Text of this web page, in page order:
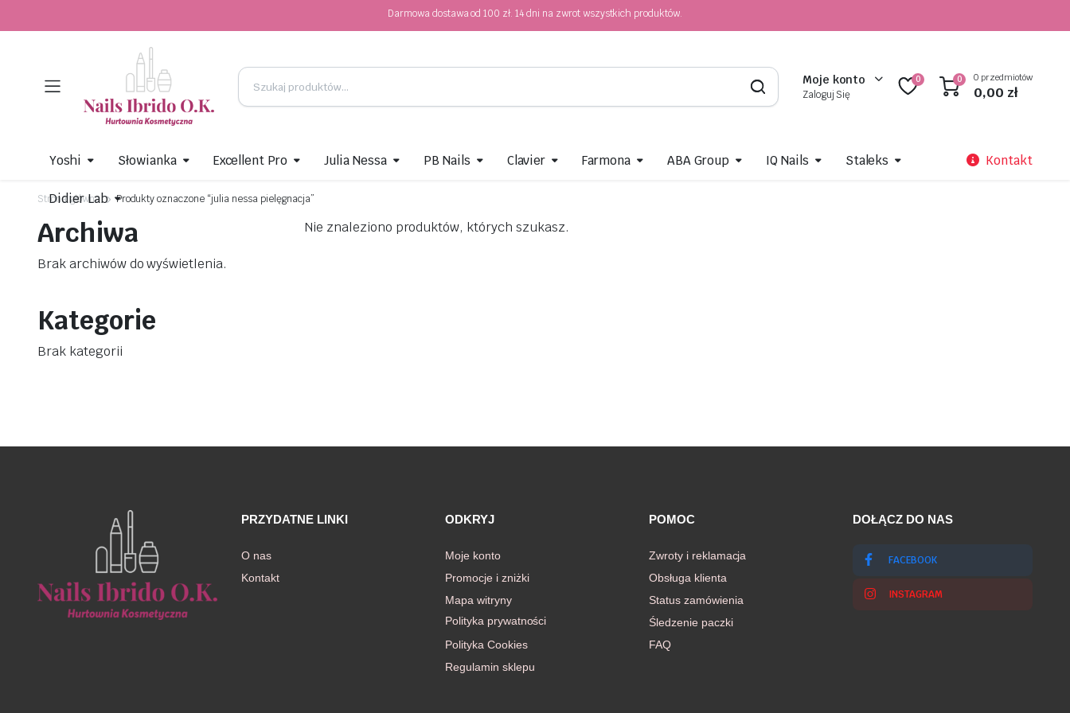
Darmowa dostawa od 100 zł. 14 dni na zwrot wszystkich produktów.
Moje konto
Zaloguj Się
0 0 0 przedmiotów
0,00 zł
Yoshi Słowianka Excellent Pro Julia Nessa PB Nails Clavier Farmona ABA Group IQ Nails Staleks
Didier Lab
Kontakt
Strona główna Produkty oznaczone “julia nessa pielęgnacja”
Nie znaleziono produktów, których szukasz.
Archiwa
Brak archiwów do wyświetlenia.
Kategorie
Brak kategorii
PRZYDATNE LINKI
O nas
Kontakt
ODKRYJ
Moje konto
Promocje i zniżki
Mapa witryny
Polityka prywatności
Polityka Cookies
Regulamin sklepu
POMOC
Zwroty i reklamacja
Obsługa klienta
Status zamówienia
Śledzenie paczki
FAQ
DOŁĄCZ DO NAS
FACEBOOK
INSTAGRAM